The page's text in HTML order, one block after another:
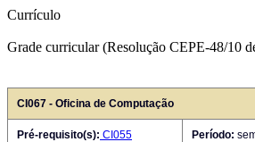
Currículo
Grade curricular (Resolução CEPE-48/10
CI067 - Oficina de Computação
Pré-requisito(s): CI055 Período: